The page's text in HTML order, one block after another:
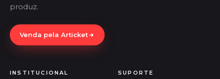
produz.
Venda pela Articket
INSTITUCIONAL SUPORTE